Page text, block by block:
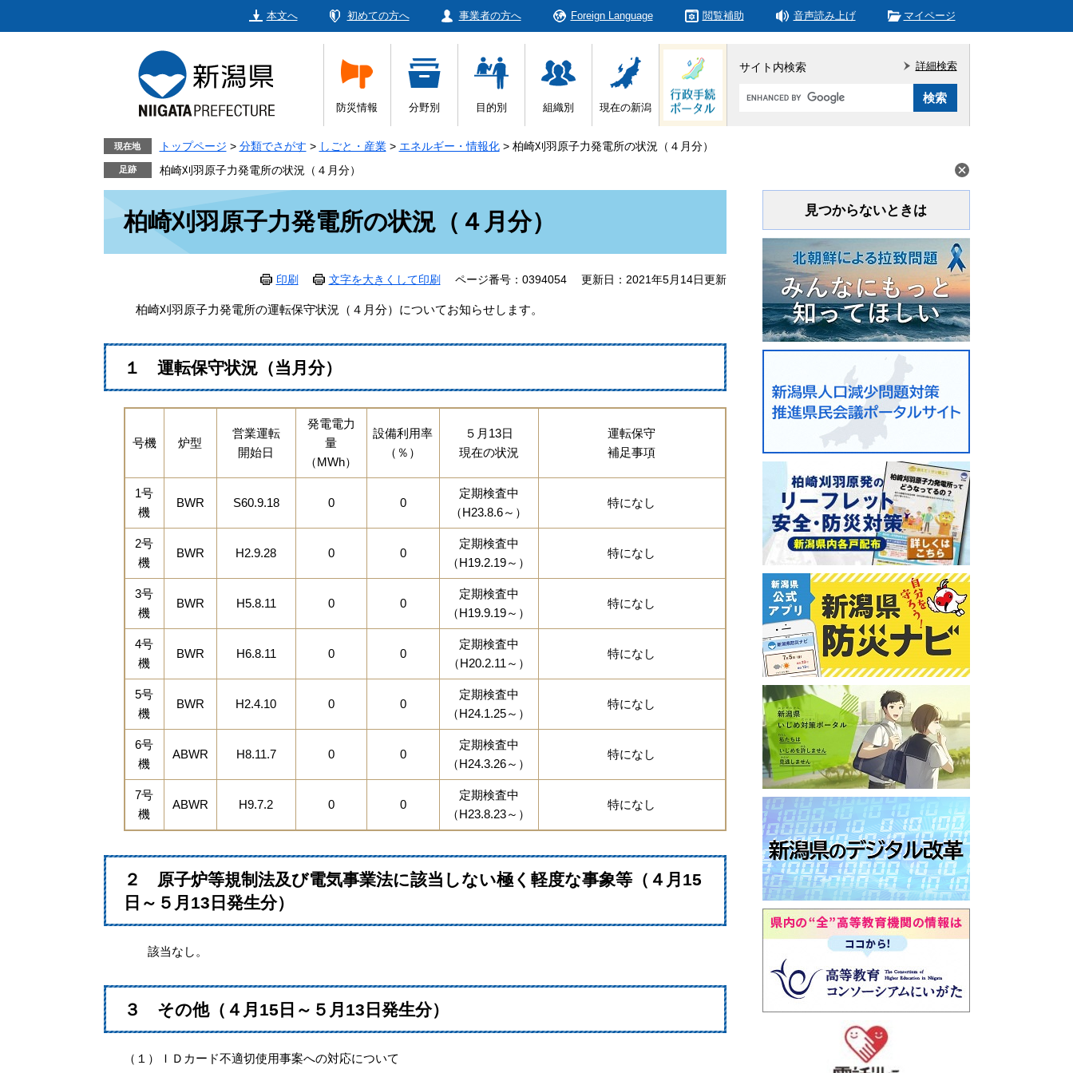
本文へ 初めての方へ 事業者の方へ Foreign Language 閲覧補助 音声読み上げ マイページ
防災情報 分野別 目的別 組織別 現在の新潟
サイト内検索
Google
詳細検索
現在地 トップページ > 分類でさがす > しごと・産業 > エネルギー・情報化 > 柏崎刈羽原子力発電所の状況（４月分）
柏崎刈羽原子力発電所の状況（４月分）
柏崎刈羽原子力発電所の状況（４月分）
印刷 文字を大きくして印刷 ページ番号：0394054 更新日：2021年5月14日更新
柏崎刈羽原子力発電所の運転保守状況（４月分）についてお知らせします。
１ 運転保守状況（当月分）
号機 炉型
営業運転
開始日
発電電力
量
（MWh）
設備利用率
（％）
５月13日
現在の状況
運転保守
補足事項
1号
機
BWR S60.9.18 0 0
定期検査中
（H23.8.6～）
特になし
2号
機
BWR H2.9.28 0 0
定期検査中
（H19.2.19～）
特になし
3号
機
BWR H5.8.11 0 0
定期検査中
（H19.9.19～）
特になし
4号
機
BWR H6.8.11 0 0
定期検査中
（H20.2.11～）
特になし
5号
機
BWR H2.4.10 0 0
定期検査中
（H24.1.25～）
特になし
6号
機
ABWR H8.11.7 0 0
定期検査中
（H24.3.26～）
特になし
7号
機
ABWR H9.7.2 0 0
定期検査中
（H23.8.23～）
特になし
２ 原子炉等規制法及び電気事業法に該当しない極く軽度な事象等（４月15
日～５月13日発生分）
該当なし。
３ その他（４月15日～５月13日発生分）
（１）ＩＤカード不適切使用事案への対応について
見つからないときは